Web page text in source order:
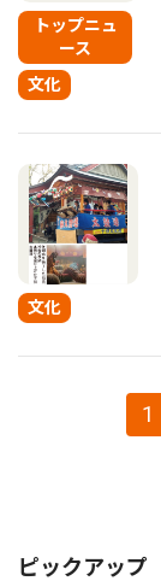
トップニュ
ース
文化
文化
1
ピックアップ